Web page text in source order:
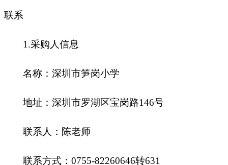
联系
1.采购人信息
名称：深圳市笋岗小学
地址：深圳市罗湖区宝岗路146号
联系人：陈老师
联系方式：0755-82260646转631